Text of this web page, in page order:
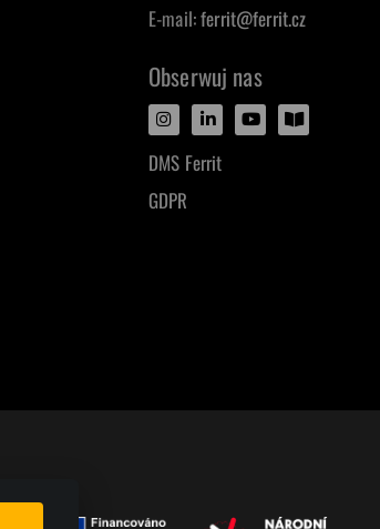
E-mail:ferrit@ferrit.cz
Obserwuj nas
DMS Ferrit
GDPR